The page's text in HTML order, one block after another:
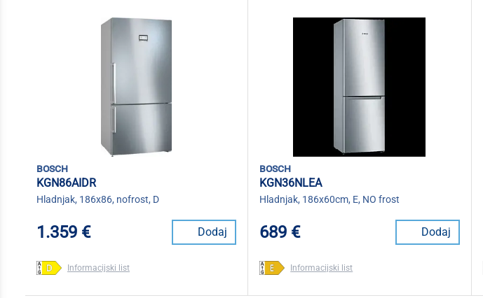
bosch
KGN86AIDR
Hladnjak, 186x86, nofrost, D
1.359 € Dodaj
Informacijski list
bosch
KGN36NLEA
Hladnjak, 186x60cm, E, NO frost
689 € Dodaj
Informacijski list